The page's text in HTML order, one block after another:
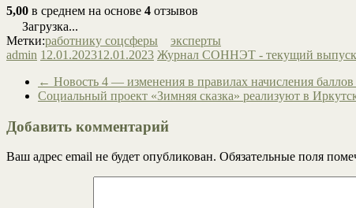
5,00 в среднем на основе 4 отзывов
Загрузка...
Метки:работнику соцсферы
эксперты
admin 12.01.202312.01.2023 Журнал СОННЭТ - текущий выпуск
← Новость 4 — изменения в правилах начисления
Социальный проект «Зимняя сказка» реализуют в
Добавить комментарий
Ваш адрес email не будет опубликован. Обязательные поля